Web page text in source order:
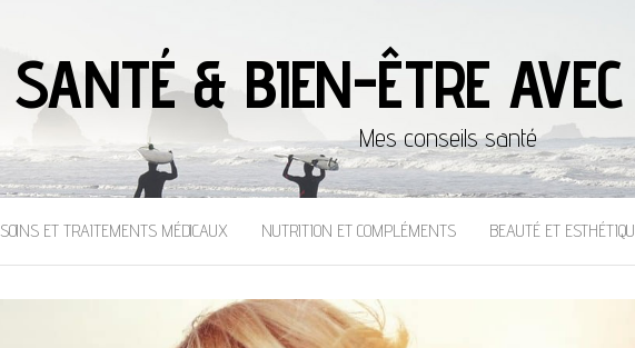
SANTÉ & BIEN-ÊTRE
Mes conseils santé
SOINS ET TRAITEMENTS MÉDICAUX NUTRITION ET COMPLÉMENTS BEAUTÉ ET